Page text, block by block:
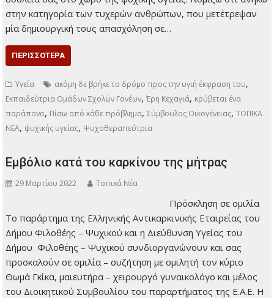
στην κατηγορία των τυχερών ανθρώπων, που μετέτρεψαν
μία δημιουργική τους απασχόληση σε…
ΠΕΡΙΣΣΌΤΕΡΑ
Υγεία ακόμη δε βρήκε το δρόμο προς την υγιή έκφραση του,
Εκπαιδεύτρια Ομάδων Σχολών Γονέων,Έρη Κεχαγιά, κρύβεται ένα
παράπονο, Πίσω από κάθε πρόβλημα,Σύμβουλος Οικογένειας,ΤΟΠΙΚΑ
ΝΕΑ, ψυχικής υγείας, Ψυχοθεραπεύτρια
Εμβόλιο κατά του καρκίνου της μήτρας
29 Μαρτίου 2022 Τοπικά Νέα
Πρόσκληση σε ομιλία
Το παράρτημα της
Ελληνικής
Αντικαρκινικής Εταιρείας του Δήμου Φιλοθέης – Ψυχικού και
η Διεύθυνση Υγείας του Δήμου Φιλοθέης – Ψυχικού
συνδιοργανώνουν και σας προσκαλούν σε ομιλία –
συζήτηση με ομιλητή τον κύριο Θωμά Γκίκα, μαιευτήρα –